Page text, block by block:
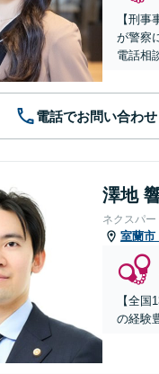
【刑
が警察
電話相
電話でお問い合わせ
澤地
ネクスパ
室蘭市
【全
の経験